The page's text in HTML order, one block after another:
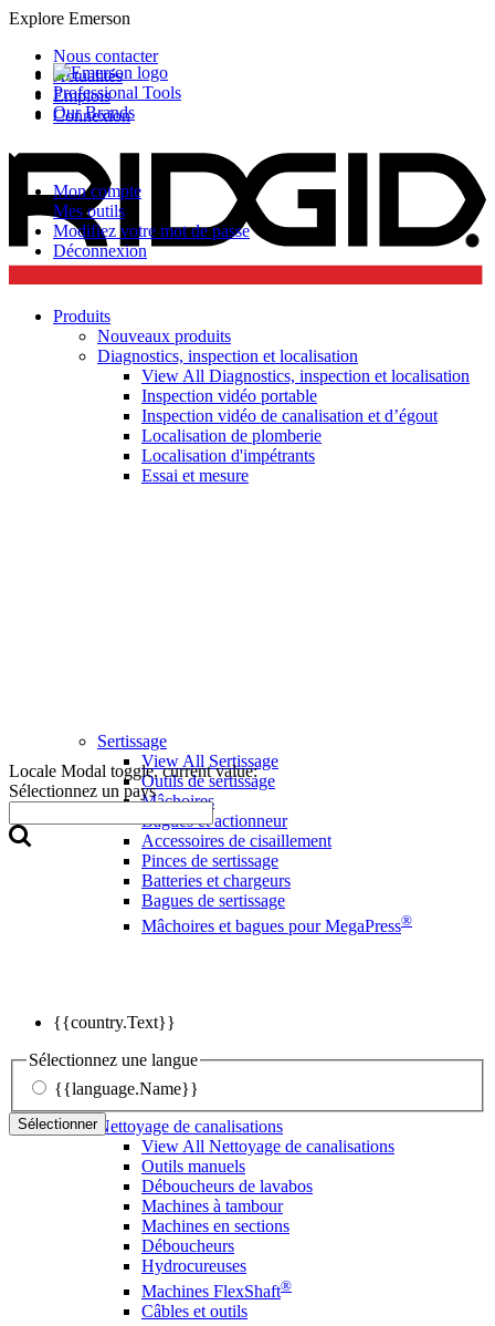
Explore Emerson
Professional Tools
Our Brands
Nous contacter
Actualités
Emplois
Connexion
Mon compte
Mes outils
Modifiez votre mot de passe
Déconnexion
Locale Modal toggle, current value:
Sélectionnez un pays
{{country.Text}}
Sélectionnez une langue
{{language.Name}}
Sélectionner
Produits
Nouveaux produits
Diagnostics, inspection et localisation
View All Diagnostics, inspection et localisation
Inspection vidéo portable
Inspection vidéo de canalisation et d’égout
Localisation de plomberie
Localisation d'impétrants
Essai et mesure
Sertissage
View All Sertissage
Outils de sertissage
Mâchoires
Bagues et actionneur
Accessoires de cisaillement
Pinces de sertissage
Batteries et chargeurs
Bagues de sertissage
Mâchoires et bagues pour MegaPress®
Nettoyage de canalisations
View All Nettoyage de canalisations
Outils manuels
Déboucheurs de lavabos
Machines à tambour
Machines en sections
Déboucheurs
Hydrocureuses
Machines FlexShaft®
Câbles et outils